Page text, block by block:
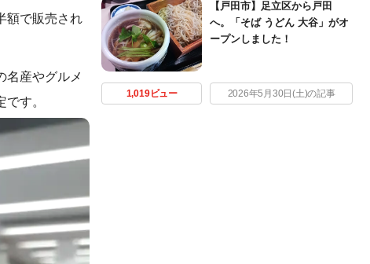
額で販売され
名産やグルメ
す。
【戸田市】足立区から戸田
へ。「そば うどん 大谷」がオ
ープンしました！
1,019ビュー 2026年5月30日(土)の記事